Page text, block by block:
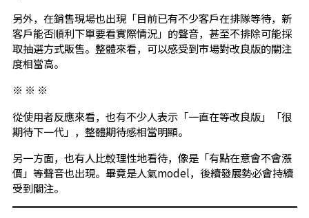
另外，在銷售現場也出現「目前已有不少客戶在排隊等待，新
客戶能否順利下單要看實際情況」的聲音，甚至不排除可能採
取抽選方式販售。整體來看，可以感受到市場對改良版的關注
度相當高。
※ ※ ※
從使用者反應來看，也有不少人表示「一直在等改良版」「很
期待下一代」，整體期待感相當明顯。
另一方面，也有人比較理性地看待，像是「有點在意會不會漲
價」等聲音也出現。畢竟是人氣model，後續發展勢必會持續
受到關注。